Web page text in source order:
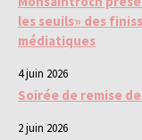
les seuils» des
médiatiques
4 juin 2026
Soirée de remise
2 juin 2026